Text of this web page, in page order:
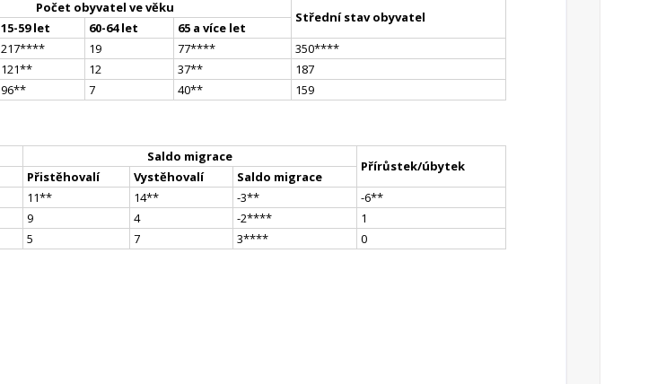
Počet obyvatel ve věku
Střední stav obyvatel
15-59 let 60-64 let
65 a více let
217**** 19 77**** 350****
121** 12 37**
187
96** 7 40**
159
Saldo migrace
Přírůstek/úbytek
Přistěhovalí Vystěhovalí
Saldo migrace
11** 14** -3** -6**
9 4 -2****
1
5 7 3****
0